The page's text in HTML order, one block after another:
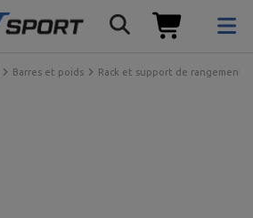
Barres et poids Rack et support de rangement